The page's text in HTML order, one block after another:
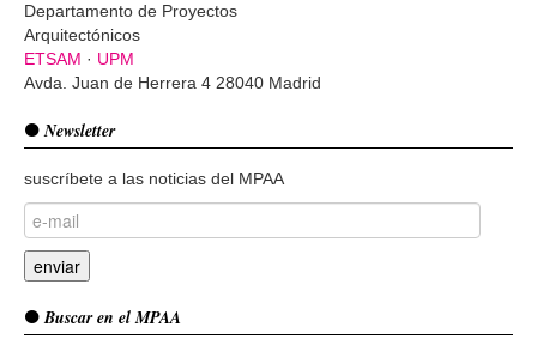
Departamento de Proyectos
Arquitectónicos
ETSAM · UPM
Avda. Juan de Herrera 4 28040 Madrid
Newsletter
suscríbete a las noticias del MPAA
Buscar en el MPAA